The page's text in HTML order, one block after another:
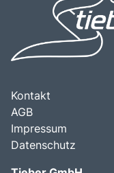
Kontakt
AGB
Impressum
Datenschutz